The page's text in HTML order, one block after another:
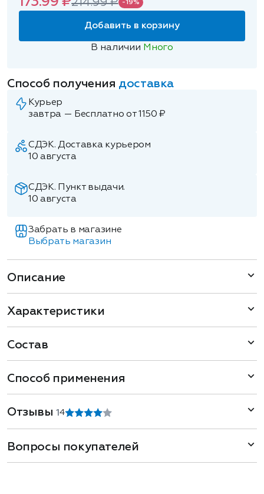
-19%
Добавить в корзину
В наличии Много
Способ получения доставка
Курьер
завтра — Бесплатно от 1150 ₽
СДЭК. Доставка курьером
10 августа
СДЭК. Пункт выдачи.
10 августа
Забрать в магазине
Выбрать магазин
Описание
Характеристики
Состав
Способ применения
Отзывы1 4
Вопросы покупателей